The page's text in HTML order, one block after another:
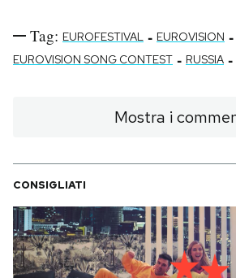
Tag: EUROFESTIVAL - EUROVISION -
EUROVISION SONG CONTEST - RUSSIA -
Mostra i
CONSIGLIATI